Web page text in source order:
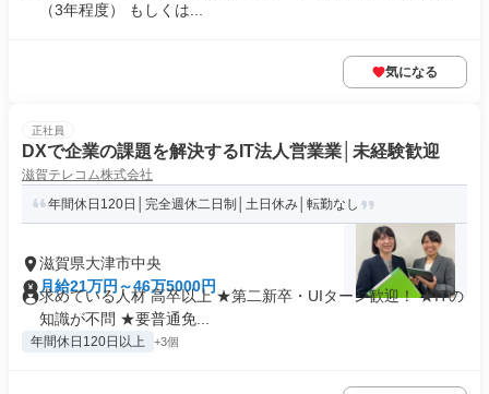
（3年程度） もしくは...
気になる
正社員
DXで企業の課題を解決するIT法人営業業│未経験歓迎
滋賀テレコム株式会社
年間休日120日│完全週休二日制│土日休み│転勤なし
滋賀県大津市中央
月給21万円～46万5000円
求めている人材 高卒以上 ★第二新卒・UIターン歓迎！ ★ITの
知識が不問 ★要普通免...
年間休日120日以上 +3個